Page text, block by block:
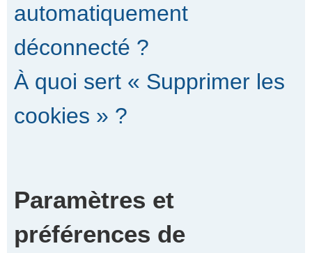
automatiquement
déconnecté ?
À quoi sert « Supprimer les
cookies » ?
Paramètres et
préférences de